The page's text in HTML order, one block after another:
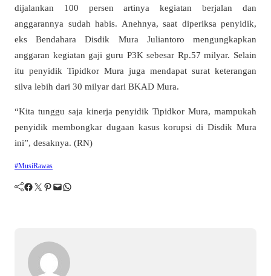
dijalankan 100 persen artinya kegiatan berjalan dan
anggarannya sudah habis. Anehnya, saat diperiksa penyidik,
eks Bendahara Disdik Mura Juliantoro mengungkapkan
anggaran kegiatan gaji guru P3K sebesar Rp.57 milyar. Selain
itu penyidik Tipidkor Mura juga mendapat surat keterangan
silva lebih dari 30 milyar dari BKAD Mura.
“Kita tunggu saja kinerja penyidik Tipidkor Mura, mampukah
penyidik membongkar dugaan kasus korupsi di Disdik Mura
ini”, desaknya. (RN)
#MusiRawas
Facebook Twitter Pinterest Mail WhatsApp